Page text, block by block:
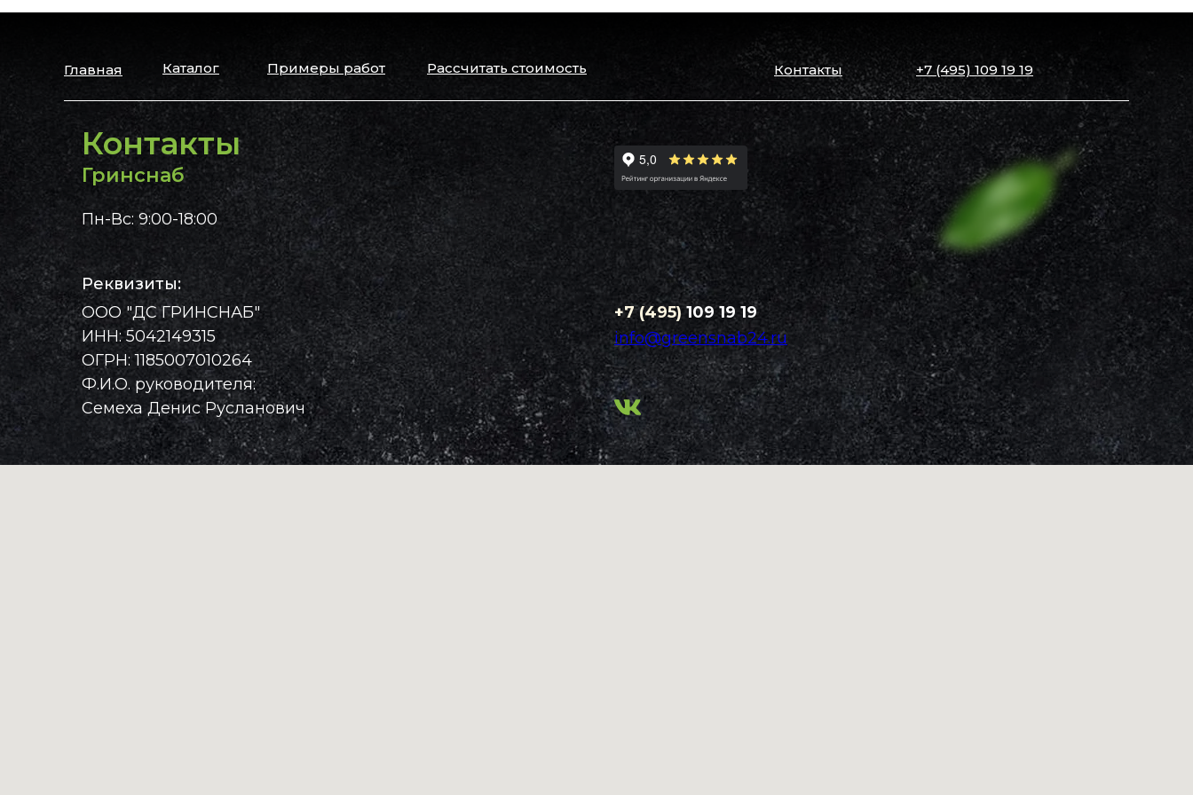
Примеры работ Рассчитать стоимость Контакты +7 (495) 109 19 19
Главная Каталог
Контакты
Гринснаб
ООО "ДС ГРИНСНАБ"
ИНН: 5042149315
ОГРН: 1185007010264
Ф.И.О. руководителя:
Семеха Денис Русланович
Пн-Вс: 9:00-18:00
+7 (495)109 19 19
Реквизиты:
info@greensnab24.ru